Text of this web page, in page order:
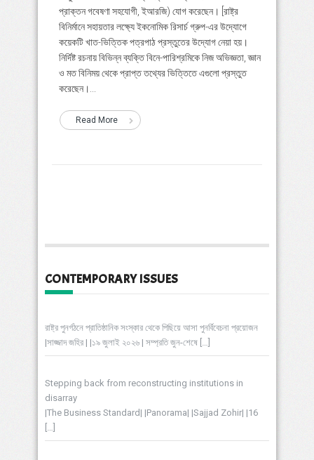
প্রাক্তন গবেষণা সহযোগী, ইআরজি) যোগ করেছেন। [রাষ্ট্র
বিনির্মানে সহায়তার লক্ষ্যে ইকনোমিক রিসার্চ গ্রুপ-এর উদ্যোগে
কয়েকটি খাত-ভিত্তিক পত্রপাঠ প্রস্তুতের উদ্যোগ নেয়া হয়।
নির্দিষ্ট রচনায় বিভিন্ন ব্যক্তি বিনে-পারিশ্রমিকে নিজ অভিজ্ঞতা, জ্ঞান
ও মত বিনিময় থেকে প্রাপ্ত তথ্যের ভিত্তিতে এগুলো প্রস্তুত
করেছেন।...
Read More
CONTEMPORARY ISSUES
রাষ্ট্র পুনর্গঠনে প্রাতিষ্ঠানিক সংস্কার থেকে পিছিয়ে আসা পুনর্বিবেচনা প্রয়োজন
|সাজ্জাদ জহির | |১৯ জুলাই ২০২৬ | সম্প্রতি জুন-শেষে […]
Stepping back from reconstructing institutions in
disarray
|The Business Standard| |Panorama| |Sajjad Zohir| |16
[…]